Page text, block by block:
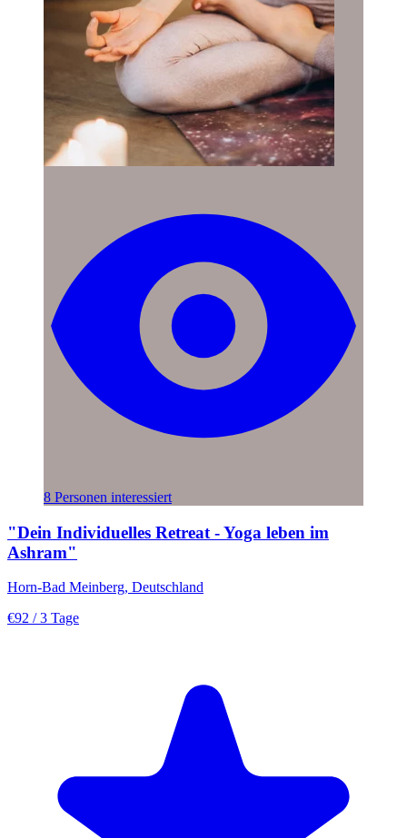
8 Personen interessiert
"Dein Individuelles Retreat - Yoga leben im
Ashram"
Horn-Bad Meinberg, Deutschland
€92 / 3 Tage